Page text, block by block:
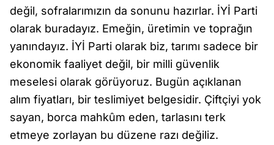
değil, sofralarımızın da sonunu hazırlar. İYİ Parti
olarak buradayız. Emeğin, üretimin ve toprağın
yanındayız. İYİ Parti olarak biz, tarımı sadece bir
ekonomik faaliyet değil, bir milli güvenlik
meselesi olarak görüyoruz. Bugün açıklanan
alım fiyatları, bir teslimiyet belgesidir. Çiftçiyi yok
sayan, borca mahkûm eden, tarlasını terk
etmeye zorlayan bu düzene razı değiliz.